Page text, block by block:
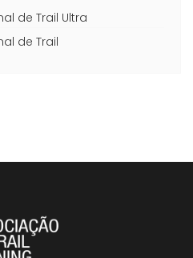
de Trail Ultra
de Trail